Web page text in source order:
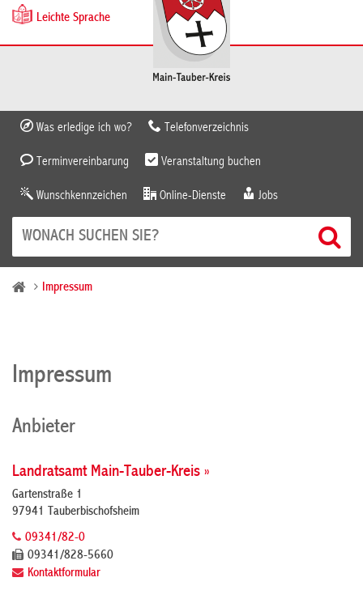
Leichte Sprache
Was erledige ich wo? Telefonverzeichnis
Terminvereinbarung Veranstaltung buchen
Wunschkennzeichen Online-Dienste Jobs
Impressum
Impressum
Anbieter
Landratsamt Main-Tauber-Kreis »
Gartenstraße 1
97941 Tauberbischofsheim
09341/82-0
09341/828-5660
Kontaktformular